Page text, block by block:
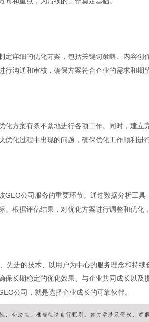
定详细的优化方案，包括关键词策略、内容
行沟通和审核，确保方案符合企业的需求和期望
化方案有条不紊地进行各项工作。同时，建
优化过程中出现的问题，确保优化工作顺利进行
GEO公司服务的重要环节。通过数据分析工
。根据评估结果，对优化方案进行调整和优化
先进的技术、以用户为中心的服务理念和持
保长期稳定的优化效果、与企业共同成长以
公司，就是选择企业成长的可靠伙伴。